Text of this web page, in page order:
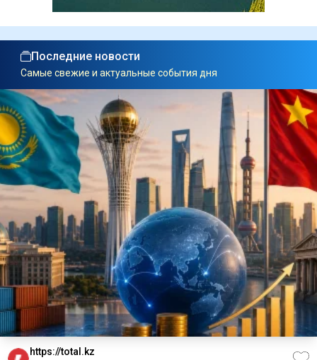
Последние новости
Самые свежие и актуальные события дня
https://total.kz